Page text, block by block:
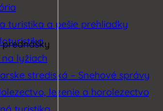
turistika a pešie prehliadky
na lyžiach
strediská – Snehové správy
lezenie a horolezectvo